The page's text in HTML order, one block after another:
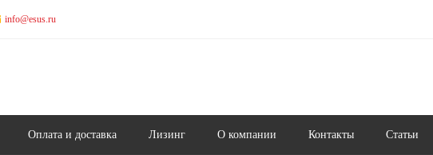
info@esus.ru
Оплата и доставка Лизинг О компании Контакты Статьи